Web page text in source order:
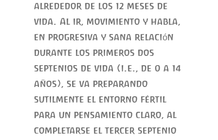
alrededor de los 12 meses de
vida. Al ir, movimiento y habla,
en progresiva y sana relación
durante los primeros dos
septenios de vida (i.e., de 0 a 14
años), se va preparando
sutilmente el entorno fértil
para un pensamiento claro, al
completarse el tercer septenio